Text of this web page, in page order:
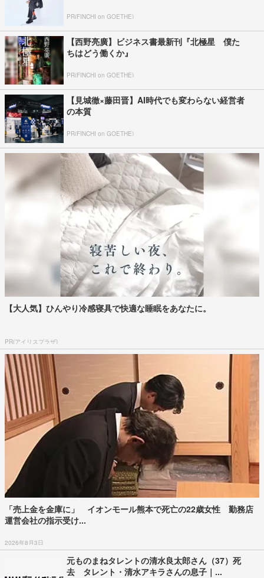
PR(FINCHI on GOETHE)
【西野亮廣】ビジネス書最新刊『北極星 僕た
ちはどう働くか』
PR(FINCHI on GOETHE)
【見城徹×藤田晋】AI時代でも変わらない経営者
の本質
PR(FINCHI on GOETHE)
【大人気】ひんやり冷感寝具で快適な睡眠をあなたに。
PR(アイリスプラザ)
「売上金を金庫に」 イオンモール熊本で死亡の22歳女性 勤務店
運営会社の指示受け...
2026年8月3日
元ものまねタレントの清水良太郎さん（37）死
去 タレント・清水アキラさんの息子｜...